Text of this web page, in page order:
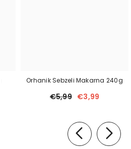
Orhanik Sebzeli Makarna 240g
€5,99 €3,99